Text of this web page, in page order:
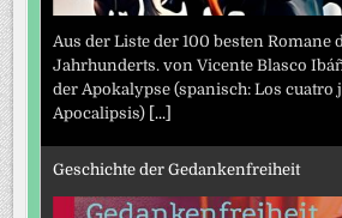
Aus der Liste der 100 besten Romane
Jahrhunderts. von Vicente Blasco
der Apokalypse (spanisch: Los cuatro
Apocalipsis) [...]
Geschichte der Gedankenfreiheit